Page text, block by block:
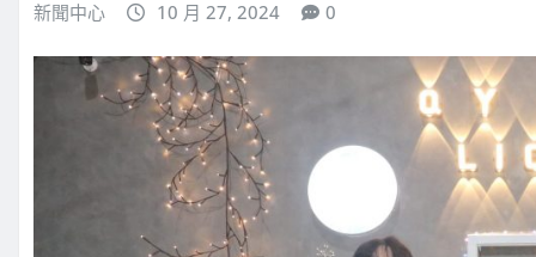
新聞中心 10 月 27, 2024 0